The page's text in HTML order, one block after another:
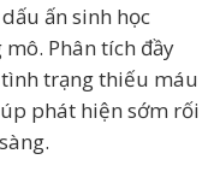
ấn sinh học
Phân tích đầy
trạng thiếu máu
phát hiện sớm rối